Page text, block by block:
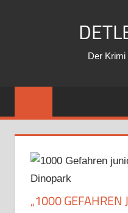
Der Krimi
„1000 GEFAHREN